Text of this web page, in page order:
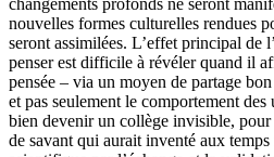
nouvelles formes culturelles rendues
seront assimilées. L’effet principal de
penser est difficile à révéler quand il
pensée – via un moyen de partage
et pas seulement le comportement
bien devenir un collège invisible, pour
de savant qui aurait inventé aux